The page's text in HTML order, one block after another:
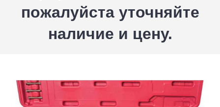
пожалуйста уточняйте
наличие и цену.